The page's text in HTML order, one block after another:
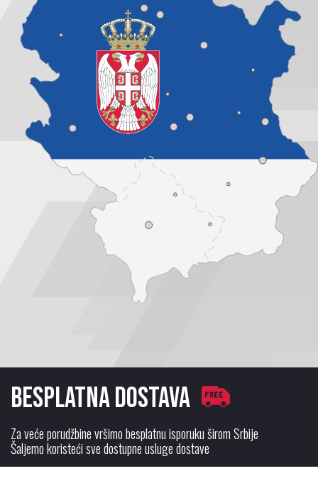
Besplatna dostava
Za veće porudžbine vršimo besplatnu isporuku širom Srbije
Šaljemo koristeći sve dostupne usluge dostave